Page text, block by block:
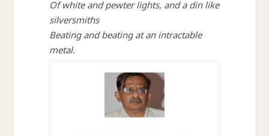
Of white and pewter lights, and a din like
silversmiths
Beating and beating at an intractable
metal.